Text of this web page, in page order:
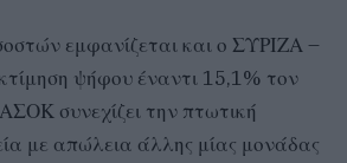
εμφανίζεται και ο ΣΥΡΙΖΑ –
ψήφου έναντι 15,1% τον
συνεχίζει την πτωτική
με απώλεια άλλης μίας μονάδας